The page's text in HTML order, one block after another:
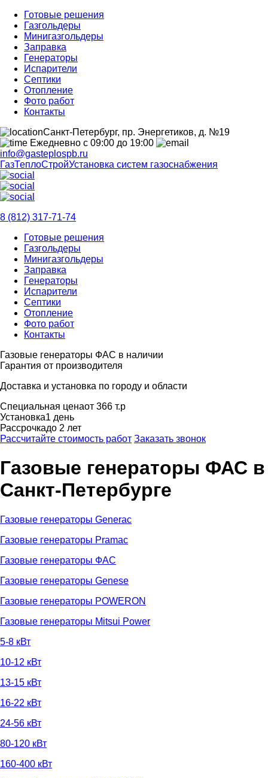
Готовые решения
Газгольдеры
Минигазгольдеры
Заправка
Генераторы
Испарители
Септики
Отопление
Фото работ
Контакты
Санкт-Петербург, пр. Энергетиков, д. №19
Ежедневно с 09:00 до 19:00
info@gasteplospb.ru
ГазТеплоСтройУстановка систем газоснабжения
8 (812) 317-71-74
Готовые решения
Газгольдеры
Минигазгольдеры
Заправка
Генераторы
Испарители
Септики
Отопление
Фото работ
Контакты
Газовые генераторы ФАС в наличии
Гарантия от производителя
Доставка и установка по городу и области
Специальная ценаот 366 т.р
Установка1 день
Рассрочкадо 2 лет
Рассчитайте стоимость работ Заказать звонок
Газовые генераторы ФАС в
Санкт-Петербурге
Газовые генераторы Generac
Газовые генераторы Pramac
Газовые генераторы ФАС
Газовые генераторы Genese
Газовые генераторы POWERON
Газовые генераторы Mitsui Power
5-8 кВт
10-12 кВт
13-15 кВт
16-22 кВт
24-56 кВт
80-120 кВт
160-400 кВт